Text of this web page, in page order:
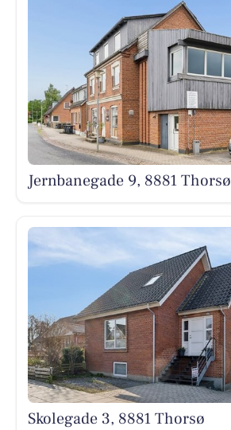
Jernbanegade 9, 8881 Thorsø
Skolegade 3, 8881 Thorsø